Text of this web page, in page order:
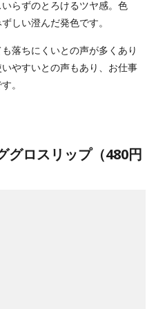
らずのとろけるツヤ感。色
しい澄んだ発色です。
落ちにくいとの声が多くあり
やすいとの声もあり、お仕事
。
ロスリップ（480円